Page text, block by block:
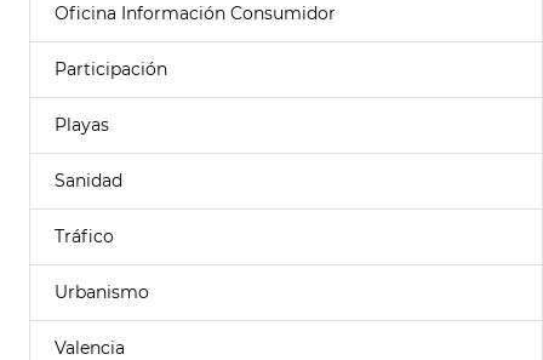
Oficina Información Consumidor
Participación
Playas
Sanidad
Tráfico
Urbanismo
Valencia